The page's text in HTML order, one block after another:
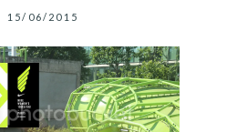
15/06/2015